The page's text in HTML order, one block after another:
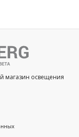
магазин освещения